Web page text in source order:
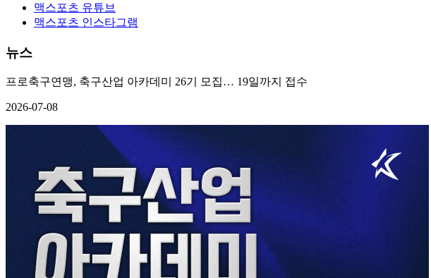
맥스포츠 유튜브
맥스포츠 인스타그램
뉴스
프로축구연맹, 축구산업 아카데미 26기 모집… 19일까지 접수
2026-07-08